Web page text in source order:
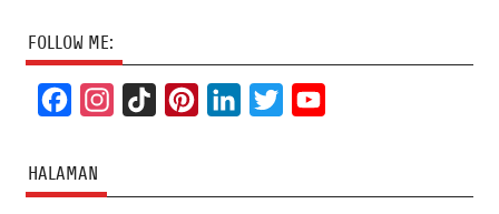
FOLLOW ME:
c
e
t
T
t
k
t
T
HALAMAN